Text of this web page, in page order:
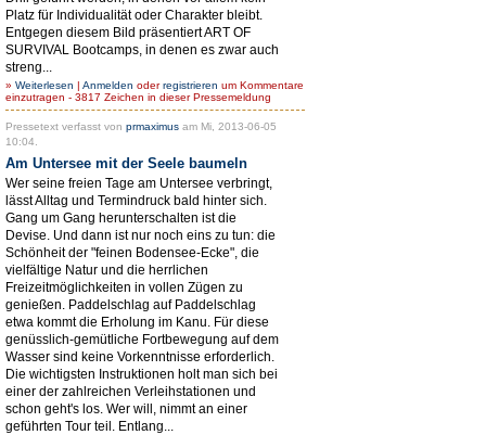
Platz für Individualität oder Charakter bleibt.
Entgegen diesem Bild präsentiert ART OF
SURVIVAL Bootcamps, in denen es zwar auch
streng...
» Weiterlesen | Anmelden oderregistrieren um Kommentare
einzutragen - 3817 Zeichen in dieser Pressemeldung
Pressetext verfasst von prmaximus am Mi, 2013-06-05
10:04.
Am Untersee mit der Seele baumeln
Wer seine freien Tage am Untersee verbringt,
lässt Alltag und Termindruck bald hinter sich.
Gang um Gang herunterschalten ist die
Devise. Und dann ist nur noch eins zu tun: die
Schönheit der "feinen Bodensee-Ecke", die
vielfältige Natur und die herrlichen
Freizeitmöglichkeiten in vollen Zügen zu
genießen. Paddelschlag auf Paddelschlag
etwa kommt die Erholung im Kanu. Für diese
genüsslich-gemütliche Fortbewegung auf dem
Wasser sind keine Vorkenntnisse erforderlich.
Die wichtigsten Instruktionen holt man sich bei
einer der zahlreichen Verleihstationen und
schon geht's los. Wer will, nimmt an einer
geführten Tour teil. Entlang...